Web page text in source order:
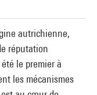
autrichienne,
réputation
le premier à
les mécanismes